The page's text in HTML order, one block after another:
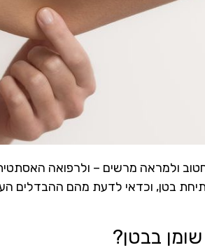
ולמראה מרשים – ולרפואה
בטן, וכדאי לדעת מהם ההבדלים
בבטן?